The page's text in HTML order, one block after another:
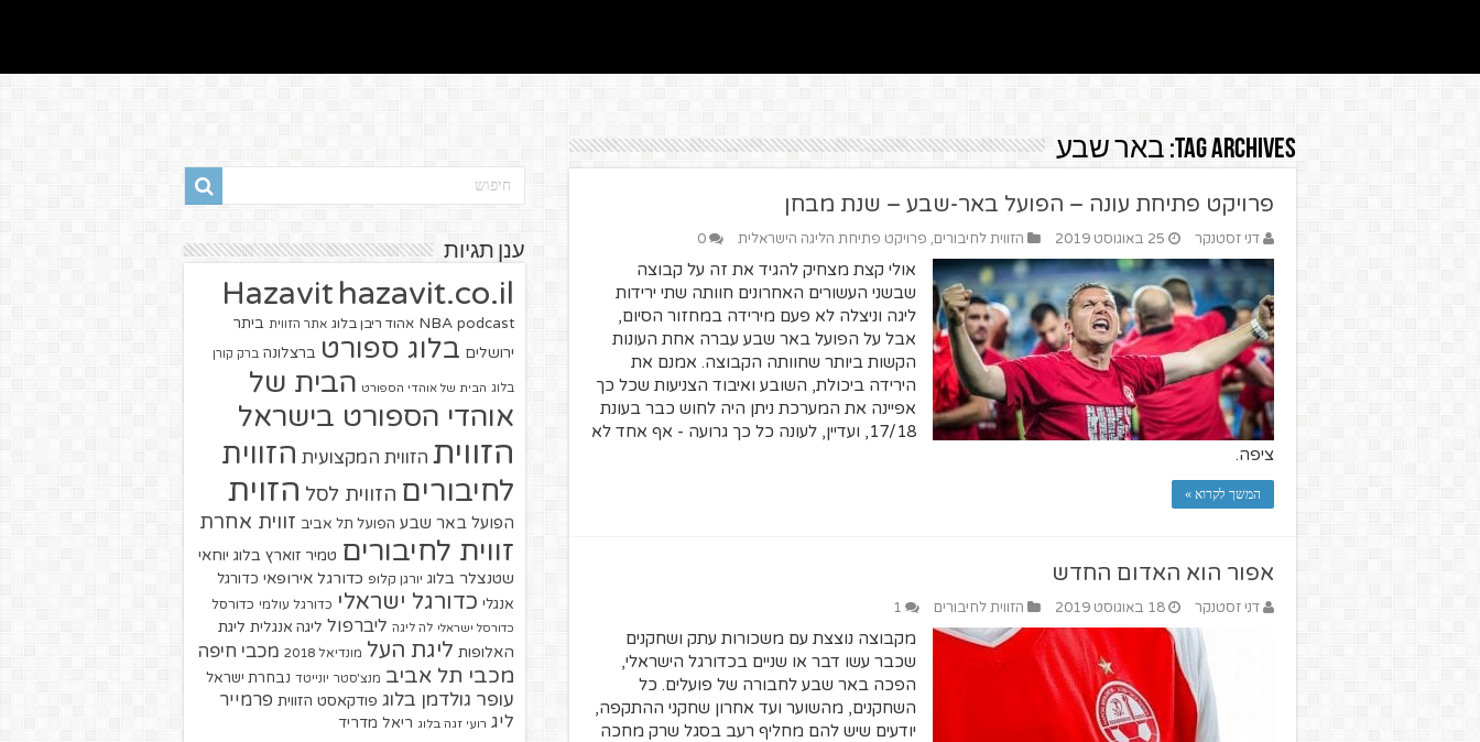
Tag Archives: באר שבע
פרויקט פתיחת עונה – הפועל באר-שבע – שנת מבחן
דני זסטנקר 25 באוגוסט 2019 הזווית לחיבורים, פרויקט פתיחת הליגה הישראלית 0
אולי קצת מצחיק להגיד את זה על קבוצה
שבשני העשורים האחרונים חוותה שתי ירידות
ליגה וניצלה לא פעם מירידה במחזור הסיום,
אבל על הפועל באר שבע עברה אחת העונות
הקשות ביותר שחוותה הקבוצה. אמנם את
הירידה ביכולת, השובע ואיבוד הצניעות שכל כך
אפיינה את המערכת ניתן היה לחוש כבר בעונת
17/18, ועדיין, לעונה כל כך גרועה - אף אחד לא
ציפה.
המשך לקרוא »
אפור הוא האדום החדש
דני זסטנקר 18 באוגוסט 2019 הזווית לחיבורים 1
מקבוצה נוצצת עם משכורות עתק ושחקנים
שכבר עשו דבר או שניים בכדורגל הישראלי,
הפכה באר שבע לחבורה של פועלים. כל
השחקנים, מהשוער ועד אחרון שחקני ההתקפה,
יודעים שיש להם מחליף רעב בסגל שרק מחכה
ענן תגיות
Hazavit hazavit.co.il
NBA podcast אהוד ריבן בלוג אתר הזווית ביתר
ירושלים בלוג ספורט ברצלונה ברק קורן
בלוג הבית של אוהדי הספורט הבית של
אוהדי הספורט בישראל
הזווית הזווית המקצועית הזווית
לחיבורים הזווית לסל הזוית
הפועל באר שבע הפועל תל אביב זווית אחרת
זווית לחיבורים טמיר זוארץ בלוג יוחאי
שטנצלר בלוג יורגן קלופ כדורגל אירופאי כדורגל
אנגלי כדורגל ישראלי כדורגל עולמי כדורסל
כדורסל ישראלי לה ליגה ליברפול ליגה אנגלית ליגת
האלופות ליגת העל מונדיאל 2018 מכבי חיפה
מכבי תל אביב מנצ'סטר יונייטד נבחרת ישראל
עופר גולדמן בלוג פודקאסט הזווית פרמייר
ליג רועי זגה בלוג ריאל מדריד